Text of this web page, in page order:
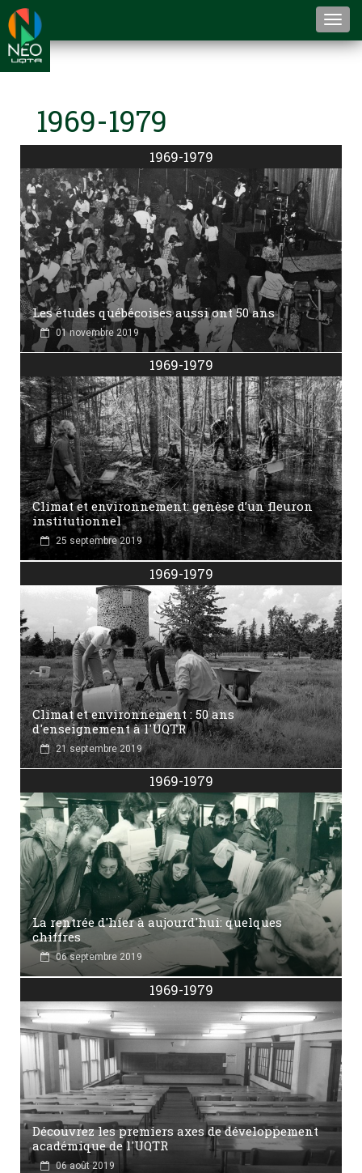
1969-1979
1969-1979
Les études québécoises aussi ont 50 ans
01 novembre 2019
1969-1979
Climat et environnement: genèse d’un fleuron
institutionnel
25 septembre 2019
1969-1979
Climat et environnement : 50 ans
d'enseignement à l'UQTR
21 septembre 2019
1969-1979
La rentrée d'hier à aujourd'hui: quelques
chiffres
06 septembre 2019
1969-1979
Découvrez les premiers axes de développement
académique de l'UQTR
06 août 2019